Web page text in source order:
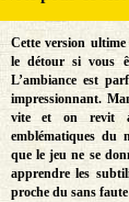
Cette version
le détour si vous
L’ambiance est
impressionnant.
vite et on revit
emblématiques du
que le jeu ne se
apprendre les
proche du sans